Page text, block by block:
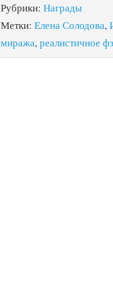
Рубрики: Награды
Метки: Елена Солодова,
миража,реалистичное